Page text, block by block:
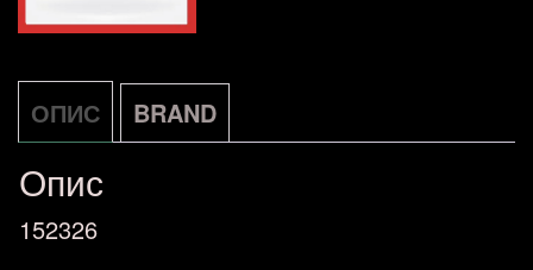
ОПИС BRAND
Опис
152326